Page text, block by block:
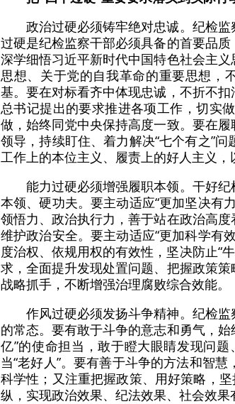
政治过硬必须铸牢绝对忠诚。纪检
过硬是纪检监察干部必须具备的首要品
深学细悟习近平新时代中国特色社会主
思想、关于党的自我革命的重要思想，
基。要在对标看齐中体现忠诚，不折不
总书记提出的要求推进各项工作，切实
做，始终同党中央保持高度一致。要在
领导，持续盯住、着力解决“七个有之”
工作上的本位主义、履责上的好人主义，
能力过硬必须增强履职本领。干好
本领、硬功夫。要主动适应“更加坚决有
领悟力、政治执行力，善于站在政治高
维护政治安全。要主动适应“更加科学有
度治权、依规用权的有效性，坚决防止“
求，全面提升发现处置问题、把握政策
战略抓手，不断增强治理腐败综合效能。
作风过硬必须发扬斗争精神。纪检
的常态。要有敢于斗争的意志和勇气，
亿”的使命担当，敢于瞪大眼睛发现问
当“老好人”。要有善于斗争的方法和智
科学性；又注重把握政策、用好策略，
纵，实现政治效果、纪法效果、社会效果